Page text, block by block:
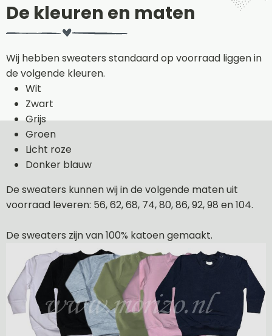
De kleuren en maten
Wij hebben sweaters standaard op voorraad liggen in
de volgende kleuren.
Wit
Zwart
Grijs
Groen
Licht roze
Donker blauw
De sweaters kunnen wij in de volgende maten uit
voorraad leveren: 56, 62, 68, 74, 80, 86, 92, 98 en 104.
De sweaters zijn van 100% katoen gemaakt.